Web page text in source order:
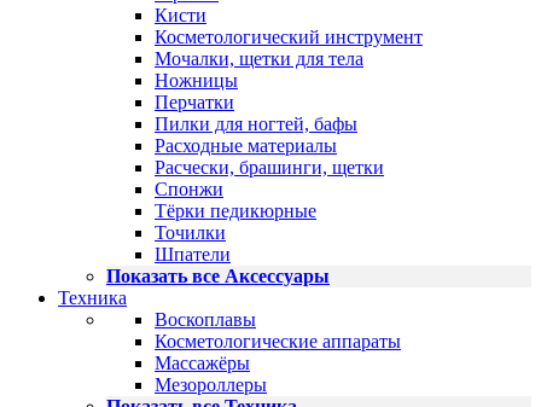
Кисти
Косметологический инструмент
Мочалки, щетки для тела
Ножницы
Перчатки
Пилки для ногтей, бафы
Расходные материалы
Расчески, брашинги, щетки
Спонжи
Тёрки педикюрные
Точилки
Шпатели
Показать все Аксессуары
Техника
Воскоплавы
Косметологические аппараты
Массажёры
Мезороллеры